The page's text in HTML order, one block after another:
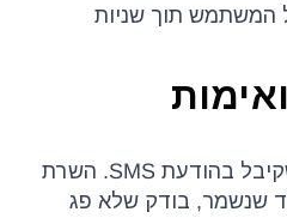
המשתמש תוך שניות
המשתמש מזין את הקוד שקיבל בהודעת SMS. השרת
שנשמר, בודק שלא פג